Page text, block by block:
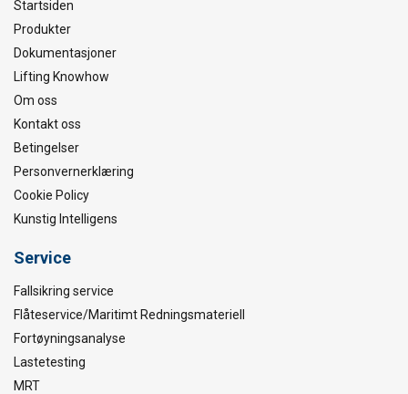
Startsiden
Produkter
Dokumentasjoner
Lifting Knowhow
Om oss
Kontakt oss
Betingelser
Personvernerklæring
Cookie Policy
Kunstig Intelligens
Service
Fallsikring service
Flåteservice/Maritimt Redningsmateriell
Fortøyningsanalyse
Lastetesting
MRT